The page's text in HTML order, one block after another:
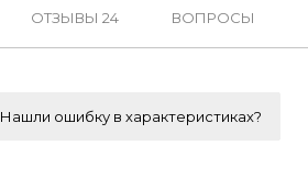
ОТЗЫВЫ 24 ВОПРОСЫ
Нашли ошибку в характеристиках?